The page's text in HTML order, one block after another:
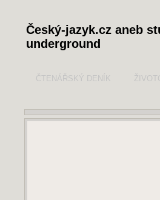
Český-jazyk.cz aneb
underground
ČTENÁŘSKÝ DENÍK